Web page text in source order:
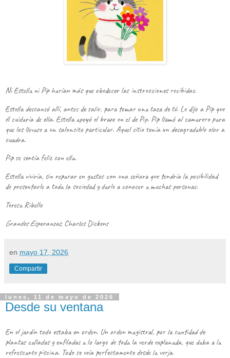
Ni Estella ni Pip harían más que obedecer las instrucciones recibidas.
Estella descansó allí, antes de salir, para tomar una taza de té. Le dijo a Pip que
él cuidaría de ella. Estella apoyó el brazo en el de Pip. Pip llamó al camarero para
que los llevase a un saloncito particular. Aquel sitio tenía un desagradable olor a
cuadra.
Pip se sentía feliz con ella.
Estella viviría, sin reparar en gastos con una señora que tendría la posibilidad
de presentarle a toda la sociedad y darle a conocer a muchas personas.
Teresa Ribello
Grandes Esperanzas, Charles Dickens
en mayo 17, 2026
Compartir
lunes, 11 de mayo de 2026
Desde su ventana
En el jardín todo estaba en orden. Un orden magistral, por la cantidad de
plantas calladas y enfiladas a lo largo de toda la verde explanada, que daba a la
refrescante piscina. Todo se veía perfectamente desde la verja.